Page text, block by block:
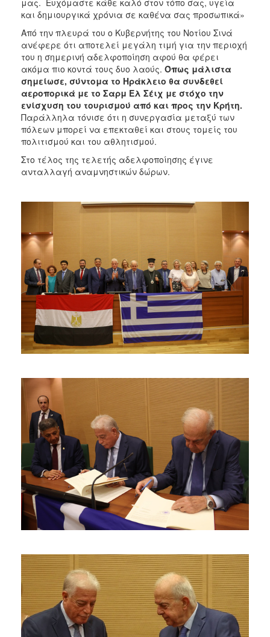
μας. Ευχόμαστε κάθε καλό στον τόπο σας, υγεία
και δημιουργικά χρόνια σε καθένα σας προσωπικά»
Από την πλευρά του ο Κυβερνήτης του Νοτίου Σινά
ανέφερε ότι αποτελεί μεγάλη τιμή για την περιοχή
του η σημερινή αδελφοποίηση αφού θα φέρει
ακόμα πιο κοντά τους δυο λαούς. Όπως μάλιστα
σημείωσε, σύντομα το Ηράκλειο θα συνδεθεί
αεροπορικά με το Σαρμ Ελ Σέιχ με στόχο την
ενίσχυση του τουρισμού από και προς την Κρήτη.
Παράλληλα τόνισε ότι η συνεργασία μεταξύ των
πόλεων μπορεί να επεκταθεί και στους τομείς του
πολιτισμού και του αθλητισμού.
Στο τέλος της τελετής αδελφοποίησης έγινε
ανταλλαγή αναμνηστικών δώρων.